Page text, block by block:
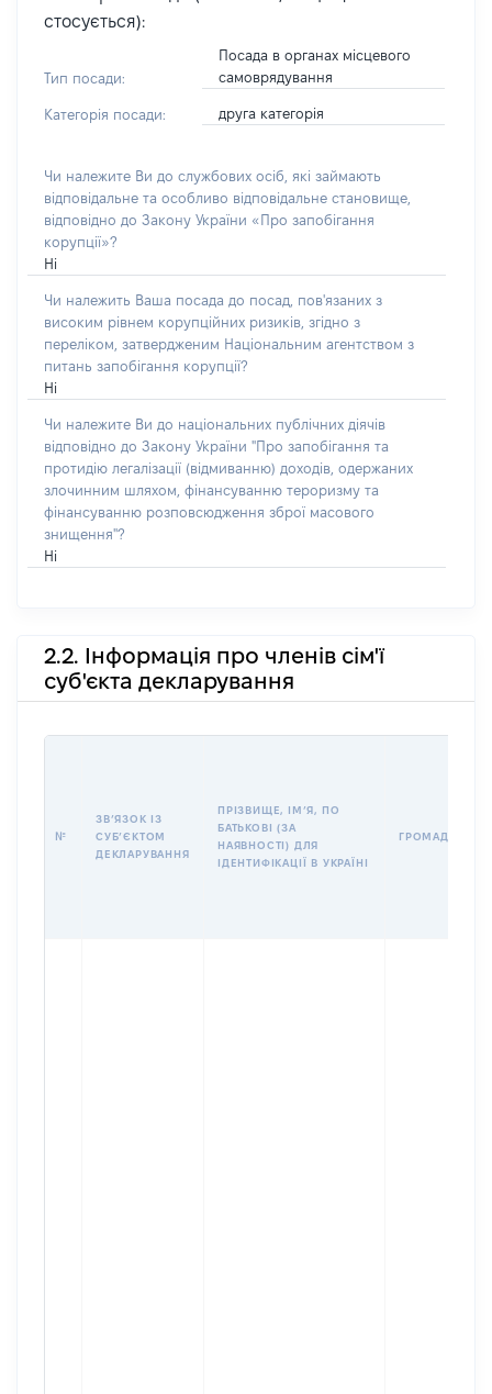
стосується):
Тип посади:
Посада в органах місцевого
самоврядування
Категорія посади: друга категорія
Чи належите Ви до службових осіб, які займають
відповідальне та особливо відповідальне становище,
відповідно до Закону України «Про запобігання
корупції»?
Ні
Чи належить Ваша посада до посад, пов'язаних з
високим рівнем корупційних ризиків, згідно з
переліком, затвердженим Національним агентством з
питань запобігання корупції?
Ні
Чи належите Ви до національних публічних діячів
відповідно до Закону України "Про запобігання та
протидію легалізації (відмиванню) доходів, одержаних
злочинним шляхом, фінансуванню тероризму та
фінансуванню розповсюдження зброї масового
знищення"?
Ні
2.2. Інформація про членів сім'ї
суб'єкта декларування
№
ЗВʼЯЗОК ІЗ
СУБʼЄКТОМ
ДЕКЛАРУВАННЯ
ПРІЗВИЩЕ, ІМʼЯ, ПО
БАТЬКОВІ (ЗА
НАЯВНОСТІ) ДЛЯ
ІДЕНТИФІКАЦІЇ В УКРАЇНІ